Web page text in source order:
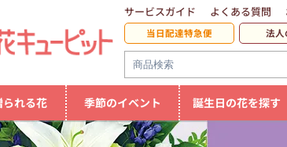
サービスガイド よくある質問
当日配達特急便 法人
られる花 季節のイベント 誕生日の花を探す